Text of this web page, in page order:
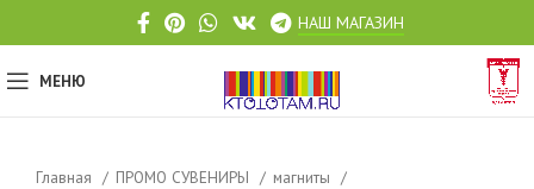
НАШ МАГАЗИН
МЕНЮ
Главная ПРОМО СУВЕНИРЫ
магниты